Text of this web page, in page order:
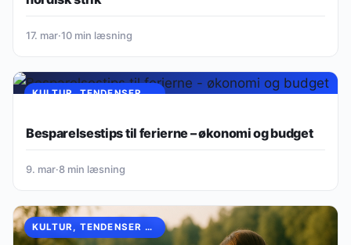
17. mar·10 min læsning
KULTUR, TENDENSER & OPLEVELSER
Besparelsestips til ferierne – økonomi og budget
9. mar·8 min læsning
KULTUR, TENDENSER & OPLEVELSER